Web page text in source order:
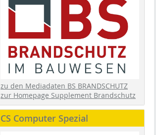
zu den Mediadaten BS BRANDSCHUTZ
zur Homepage Supplement Brandschutz
CS Computer Spezial